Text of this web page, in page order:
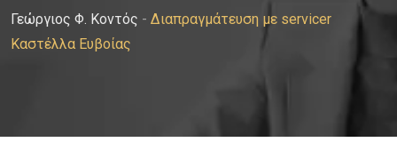
Γεώργιος Φ. Κοντός - Διαπραγμάτευση με servicer
Καστέλλα Ευβοίας